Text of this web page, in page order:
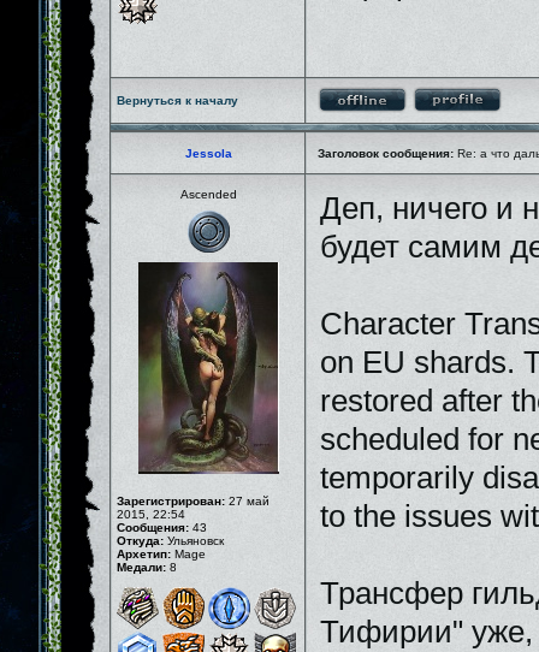
Вернуться к началу
Jessola Заголовок сообщения: Re: а что
Ascended
Зарегистрирован: 27 май
2015, 22:54
Сообщения: 43
Откуда: Ульяновск
Архетип: Mage
Медали: 8
Деп, ничего и
будет самим
Character
on EU shards.
restored after
scheduled for
temporarily
to the issues
Трансфер
Тифирии" уже,